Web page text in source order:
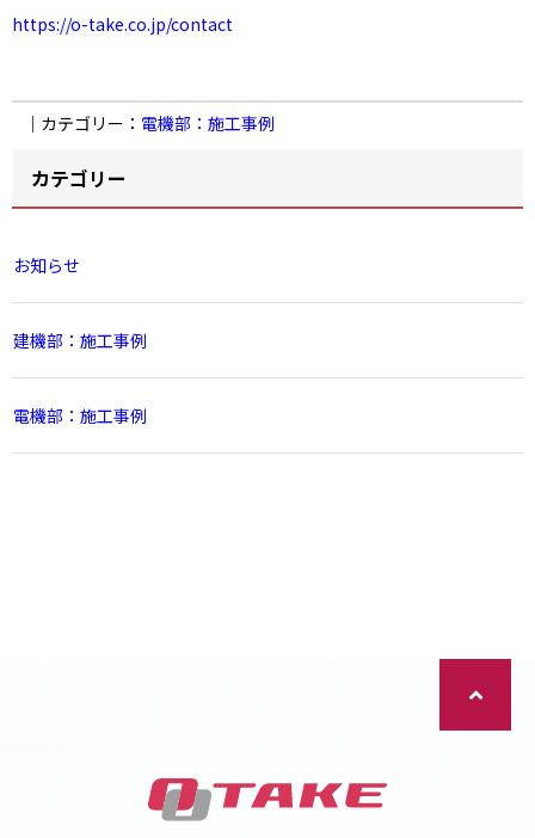
https://o-take.co.jp/contact
｜カテゴリー： 電機部：施工事例
カテゴリー
お知らせ
建機部：施工事例
電機部：施工事例